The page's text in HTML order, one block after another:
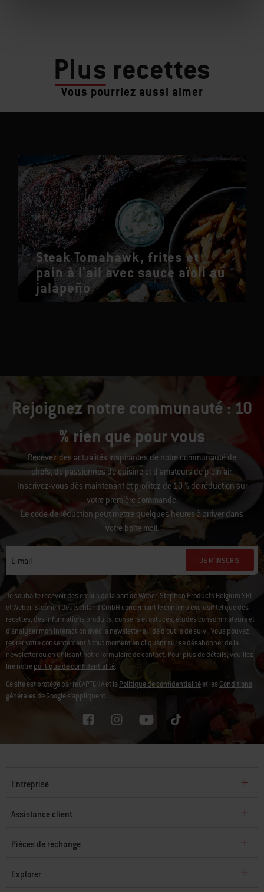
Plus recettes
Vous pourriez aussi aimer
Steak Tomahawk, frites et
pain à l'ail avec sauce aïoli au
jalapeño
Rejoignez notre communauté : 10
% rien que pour vous
Recevez des actualités inspirantes de notre communauté de
chefs, de passionnés de cuisine et d’amateurs de plein air.
Inscrivez-vous dès maintenant et profitez de 10 % de réduction sur
votre première commande.
Le code de réduction peut mettre quelques heures à arriver dans
votre boîte mail.
E-mail JE M'INSCRIS
Je souhaite recevoir des emails de la part de Weber-Stephen Products Belgium SRL
et Weber-Stephen Deutschland GmbH concernant le contenu exclusif tel que des
recettes, des informations produits, conseils et astuces, études consommateurs et
d'analyser mon intéraction avec la newsletter à l'ide d'outils de suivi.Vous pouvez
retirer votre consentement à tout moment en cliquant surse désabonner de la
newsletterou en utilisant notreformulaire de contact. Pour plus de détails, veuillez
lire notrepolitique de confidentialité.
Ce site est protégé par reCAPTCHA et la Politique de confidentialitéet lesConditions
généralesde Google s’appliquent.
Entreprise
Assistance client
Pièces de rechange
Explorer